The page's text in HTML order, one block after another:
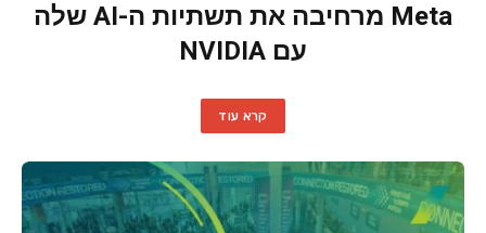
Meta מרחיבה את תשתיות ה-AI שלה
עם NVIDIA
קרא עוד